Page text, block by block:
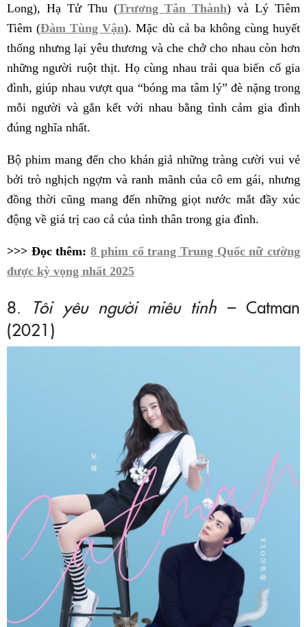
Long), Hạ Tử Thu (Trương Tân Thành) và Lý Tiêm
Tiêm (Đàm Tùng Vận). Mặc dù cả ba không cùng huyết
thống nhưng lại yêu thương và che chở cho nhau còn hơn
những người ruột thịt. Họ cùng nhau trải qua biến cố gia
đình, giúp nhau vượt qua “bóng ma tâm lý” đè nặng trong
mỗi người và gắn kết với nhau bằng tình cảm gia đình
đúng nghĩa nhất.
Bộ phim mang đến cho khán giả những tràng cười vui vẻ
bởi trò nghịch ngợm và ranh mãnh của cô em gái, nhưng
đồng thời cũng mang đến những giọt nước mắt đầy xúc
động về giá trị cao cả của tình thân trong gia đình.
>>> Đọc thêm:8 phim cổ trang Trung Quốc nữ cường
được kỳ vọng nhất 2025
8. Tôi yêu người miêu tinh – Catman
(2021)